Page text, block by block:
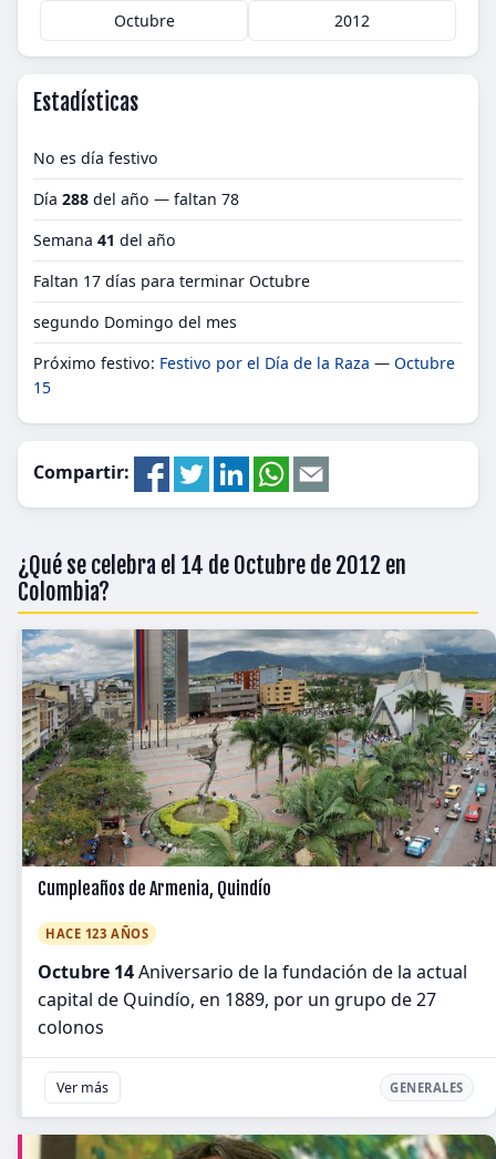
Octubre 2012
Estadísticas
No es día festivo
Día 288 del año — faltan 78
Semana 41 del año
Faltan 17 días para terminar Octubre
segundo Domingo del mes
Próximo festivo: Festivo por el Día de la Raza — Octubre
15
Compartir:
¿Qué se celebra el 14 de Octubre de 2012 en
Colombia?
Cumpleaños de Armenia, Quindío
HACE 123 AÑOS
Octubre 14Aniversario de la fundación de la actual
capital de Quindío, en 1889, por un grupo de 27
colonos
Ver más GENERALES